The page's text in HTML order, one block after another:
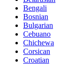
Bengali
Bosnian
Bulgarian
Cebuano
Chichewa
Corsican
Croatian